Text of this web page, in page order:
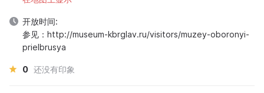
开放时间:
参见：http://museum-kbrglav.ru/visitors/muzey-oboronyi-
prielbrusya
0 还没有印象